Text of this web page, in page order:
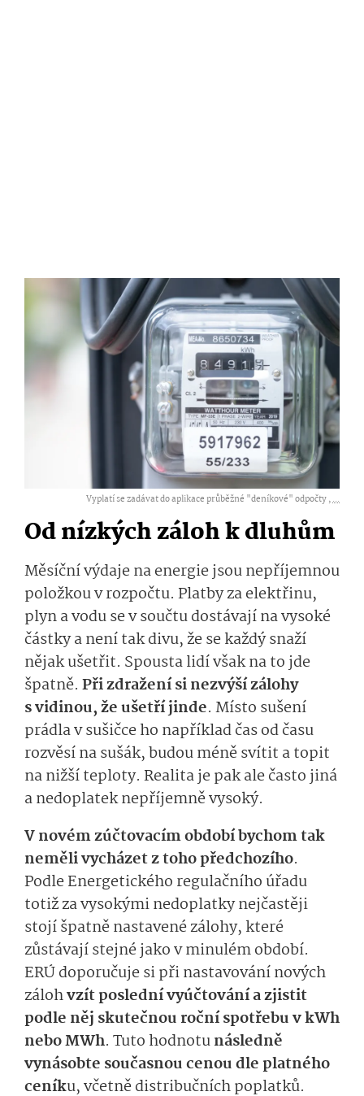
Vyplatí se zadávat do aplikace průběžné "deníkové" odpočty ,...
Od nízkých záloh k dluhům
Měsíční výdaje na energie jsou nepříjemnou
položkou v rozpočtu. Platby za elektřinu,
plyn a vodu se v součtu dostávají na vysoké
částky a není tak divu, že se každý snaží
nějak ušetřit. Spousta lidí však na to jde
špatně. Při zdražení si nezvýší zálohy
s vidinou, že ušetří jinde. Místo sušení
prádla v sušičce ho například čas od času
rozvěsí na sušák, budou méně svítit a topit
na nižší teploty. Realita je pak ale často jiná
a nedoplatek nepříjemně vysoký.
V novém zúčtovacím období bychom tak
neměli vycházet z toho předchozího.
Podle Energetického regulačního úřadu
totiž za vysokými nedoplatky nejčastěji
stojí špatně nastavené zálohy, které
zůstávají stejné jako v minulém období.
ERÚ doporučuje si při nastavování nových
zálohvzít poslední vyúčtování a zjistit
podle něj skutečnou roční spotřebu v kWh
nebo MWh. Tuto hodnotunásledně
vynásobte současnou cenou dle platného
ceníku, včetně distribučních poplatků.